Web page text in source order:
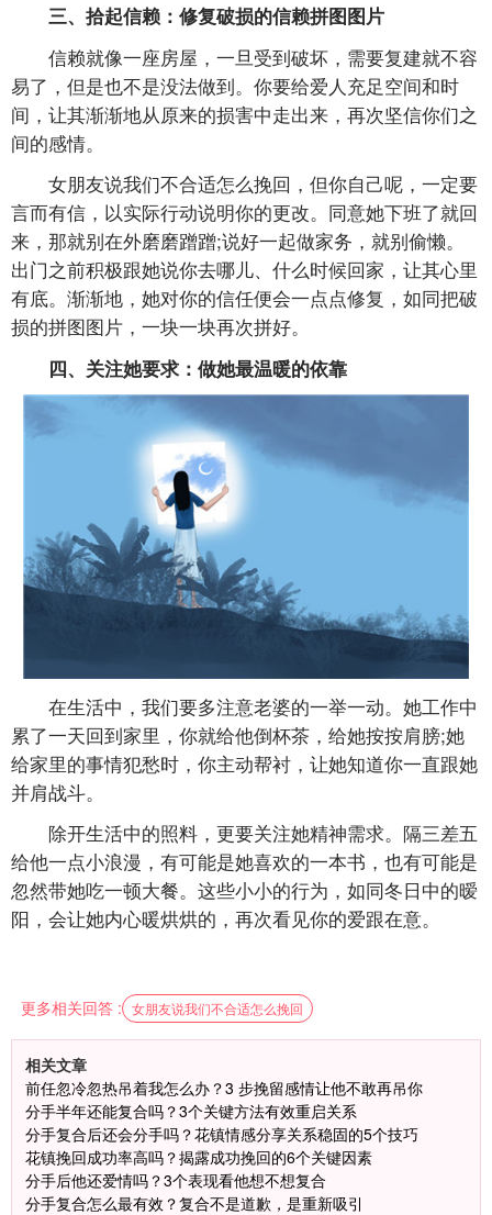
三、拾起信赖：修复破损的信赖拼图图片
信赖就像一座房屋，一旦受到破坏，需要复建就不容
易了，但是也不是没法做到。你要给爱人充足空间和时
间，让其渐渐地从原来的损害中走出来，再次坚信你们之
间的感情。
女朋友说我们不合适怎么挽回，但你自己呢，一定要
言而有信，以实际行动说明你的更改。同意她下班了就回
来，那就别在外磨磨蹭蹭;说好一起做家务，就别偷懒。
出门之前积极跟她说你去哪儿、什么时候回家，让其心里
有底。渐渐地，她对你的信任便会一点点修复，如同把破
损的拼图图片，一块一块再次拼好。
四、关注她要求：做她最温暖的依靠
在生活中，我们要多注意老婆的一举一动。她工作中
累了一天回到家里，你就给他倒杯茶，给她按按肩膀;她
给家里的事情犯愁时，你主动帮衬，让她知道你一直跟她
并肩战斗。
除开生活中的照料，更要关注她精神需求。隔三差五
给他一点小浪漫，有可能是她喜欢的一本书，也有可能是
忽然带她吃一顿大餐。这些小小的行为，如同冬日中的暧
阳，会让她内心暖烘烘的，再次看见你的爱跟在意。
更多相关回答 : 女朋友说我们不合适怎么挽回
相关文章
前任忽冷忽热吊着我怎么办？3 步挽留感情让他不敢再吊你
分手半年还能复合吗？3个关键方法有效重启关系
分手复合后还会分手吗？花镇情感分享关系稳固的5个技巧
花镇挽回成功率高吗？揭露成功挽回的6个关键因素
分手后他还爱情吗？3个表现看他想不想复合
分手复合怎么最有效？复合不是道歉，是重新吸引